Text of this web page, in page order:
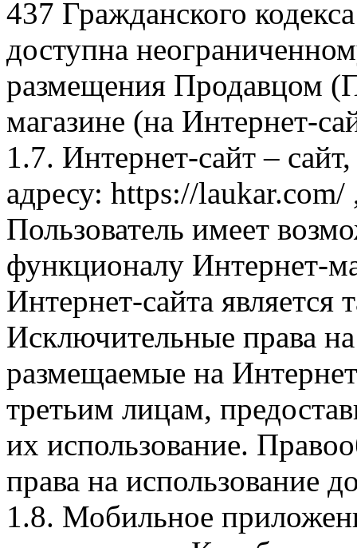
437 Гражданского
доступна
размещения Продавцом
магазине (на Интернет-
1.7. Интернет-сайт –
адресу: https://laukar.com/
Пользователь имеет
функционалу Интернет-
Интернет-сайта
Исключительные права
размещаемые на
третьим лицам,
их использование.
права на использование
1.8. Мобильное